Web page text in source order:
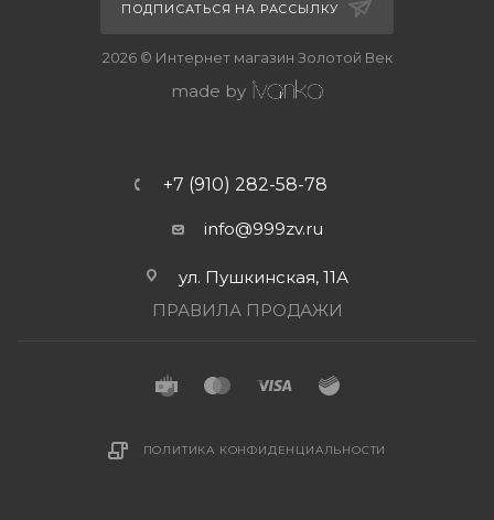
ПОДПИСАТЬСЯ НА РАССЫЛКУ
2026 © Интернет магазин Золотой Век
made by
+7 (910) 282-58-78
info@999zv.ru
ул. Пушкинская, 11А
ПРАВИЛА ПРОДАЖИ
ПОЛИТИКА КОНФИДЕНЦИАЛЬНОСТИ